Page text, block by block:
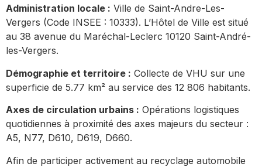
Administration locale : Ville de Saint-Andre-Les-
Vergers (Code INSEE : 10333). L’Hôtel de Ville est situé
au 38 avenue du Maréchal-Leclerc 10120 Saint-André-
les-Vergers.
Démographie et territoire : Collecte de VHU sur une
superficie de 5.77 km² au service des 12 806 habitants.
Axes de circulation urbains : Opérations logistiques
quotidiennes à proximité des axes majeurs du secteur :
A5, N77, D610, D619, D660.
Afin de participer activement au recyclage automobile